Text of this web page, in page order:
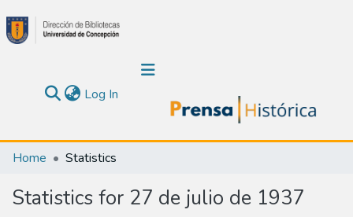
Log In(current)
Communities & Collections
About Us
Home Statistics
Statistics for 27 de julio de 1937